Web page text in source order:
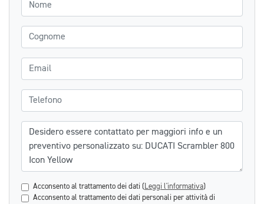
Cognome
Email
Telefono
Messaggio
Acconsento al trattamento dei dati ( Leggi l'informativa)
Acconsento al trattamento dei dati personali per attività di